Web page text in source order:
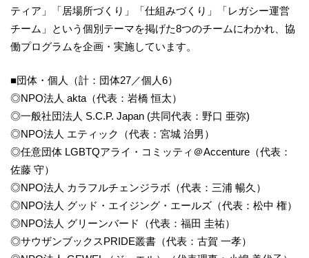
ティア」「居場所づくり」「仕組みづくり」「レガシー運営
チーム」という個別テーマを掲げた8つのチームにわかれ、協
働プログラムを企画・実施しています。
■団体・個人（計：団体27／個人6）
◎NPO法人 akta（代表：岩橋 恒太）
◎一般社団法人 S.C.P. Japan (共同代表：野口 亜弥)
◎NPO法人 エティック（代表：宮城 治男）
◎任意団体 LGBTQアライ・コミッティ＠Accenture（代表：
佐藤 守）
◎NPO法人 カラフルチェンジラボ（代表：三浦 暢久）
◎NPO法人 グッド・エイジング・エールズ（代表：松中 権）
◎NPO法人 グリーンバード（代表：福田 圭祐）
◎サウザンブックスPRIDE叢書（代表：古賀 一孝）